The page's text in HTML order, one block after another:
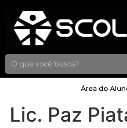
Área do
Lic. Paz